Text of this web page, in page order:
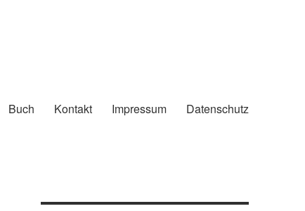
Buch Kontakt Impressum Datenschutz